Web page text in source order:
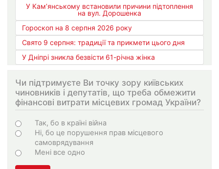
У Кам’янському встановили причини підтоплення
на вул. Дорошенка
Гороскоп на 8 серпня 2026 року
Свято 9 серпня: традиції та прикмети цього дня
У Дніпрі зникла безвісти 61-річна жінка
Чи підтримуєте Ви точку зору київських
чиновників і депутатів, що треба обмежити
фінансові витрати місцевих громад України?
Варіанти
Так, бо в країні війна
Ні, бо це порушення прав місцевого
самоврядування
Мені все одно